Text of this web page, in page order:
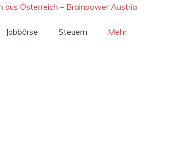
Jobbörse Steuern Mehr